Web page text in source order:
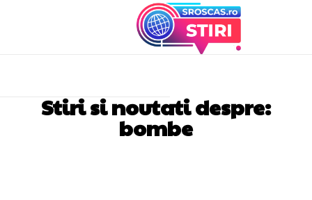
Stiri si noutati despre:
bombe